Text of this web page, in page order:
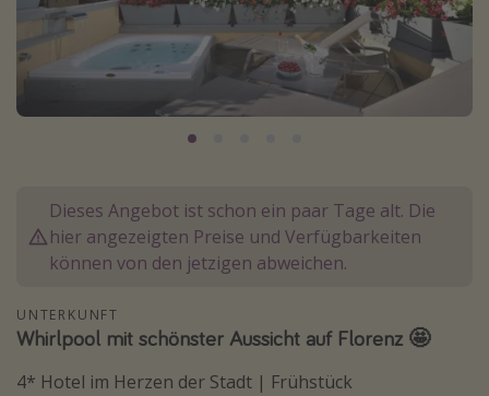
Alle Reiseziele
Bodensee Urlaub
Gozo Urlaub
Normandie Urlaub
Kefalonia Urlaub
Krabi Urlaub
Sri Lanka Rundreise
Dieses Angebot ist schon ein paar Tage alt. Die
hier angezeigten Preise und Verfügbarkeiten
können von den jetzigen abweichen.
UNTERKUNFT
Whirlpool mit schönster Aussicht auf Florenz 🤩
4* Hotel im Herzen der Stadt | Frühstück